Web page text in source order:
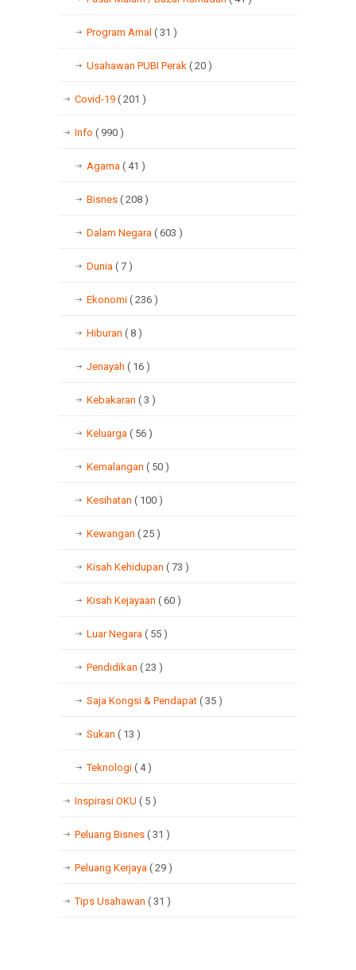
Program Amal ( 31 )
Usahawan PUBI Perak ( 20 )
Covid-19 ( 201 )
Info ( 990 )
Agama ( 41 )
Bisnes ( 208 )
Dalam Negara ( 603 )
Dunia ( 7 )
Ekonomi ( 236 )
Hiburan ( 8 )
Jenayah ( 16 )
Kebakaran ( 3 )
Keluarga ( 56 )
Kemalangan ( 50 )
Kesihatan ( 100 )
Kewangan ( 25 )
Kisah Kehidupan ( 73 )
Kisah Kejayaan ( 60 )
Luar Negara ( 55 )
Pendidikan ( 23 )
Saja Kongsi & Pendapat ( 35 )
Sukan ( 13 )
Teknologi ( 4 )
Inspirasi OKU ( 5 )
Peluang Bisnes ( 31 )
Peluang Kerjaya ( 29 )
Tips Usahawan ( 31 )